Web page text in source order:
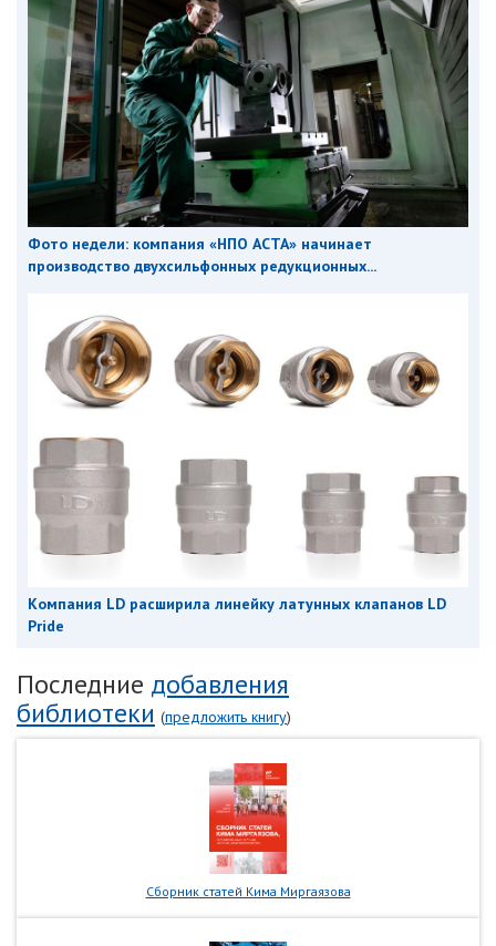
Фото недели: компания «НПО АСТА» начинает
производство двухсильфонных редукционных...
Компания LD расширила линейку латунных клапанов LD
Pride
Последние добавления
библиотеки (предложить книгу)
Сборник статей Кима Миргаязова